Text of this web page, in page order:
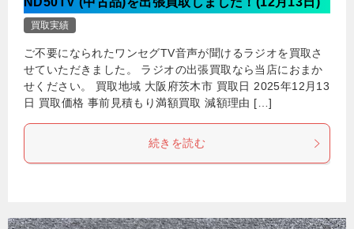
買取実績
ご不要になられたワンセグTV音声が聞けるラジオを買取さ
せていただきました。 ラジオの出張買取なら当店におまか
せください。 買取地域 大阪府茨木市 買取日 2025年12月13
日 買取価格 事前見積もり満額買取 減額理由 […]
続きを読む